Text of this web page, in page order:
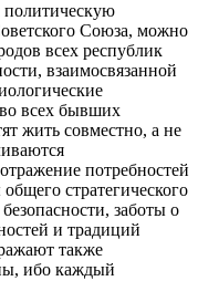
Союза, можно
всех республик
взаимосвязанной
всех бывших
жить совместно, а не
потребностей
стратегического
заботы о
и традиций
также
ибо каждый